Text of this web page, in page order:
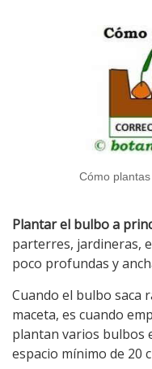
Cómo
Plantar el bulbo a
parterres, jardineras,
poco profundas y
Cuando el bulbo saca
maceta, es cuando
plantan varios bulbos
espacio mínimo de 20